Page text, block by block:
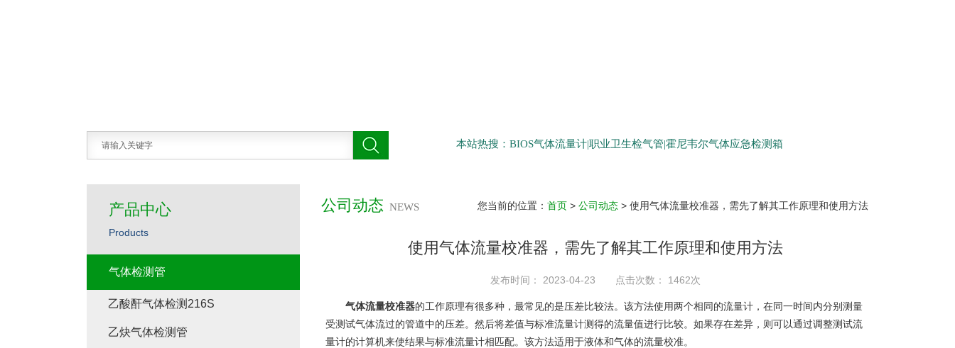
本站热搜：BIOS气体流量计|职业卫生检气管|霍尼韦尔气体应急检测箱
公司动态 NEWS 您当前的位置： 首页 > 公司动态 > 使用气体流量校准器，需先了解其工作原理和使用方法
使用气体流量校准器，需先了解其工作原理和使用方法
发布时间： 2023-04-23 点击次数： 1462次
气体流量校准器的工作原理有很多种，最常见的是压差比较法。该方法使用两个相同的流量计，在同一时间内分别测量
受测试气体流过的管道中的压差。然后将差值与标准流量计测得的流量值进行比较。如果存在差异，则可以通过调整测试流
量计的计算机来使结果与标准流量计相匹配。该方法适用于液体和气体的流量校准。
产品中心
Products
气体检测管
乙酸酐气体检测216S
乙炔气体检测管